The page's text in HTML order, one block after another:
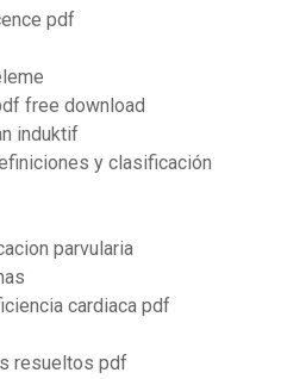
pdf
free download
induktif
y clasificación
parvularia
cardiaca pdf
resueltos pdf